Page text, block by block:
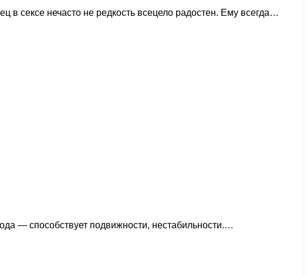
сексе нечасто не редкость всецело радостен. Ему всегда…
— способствует подвижности, нестабильности.…